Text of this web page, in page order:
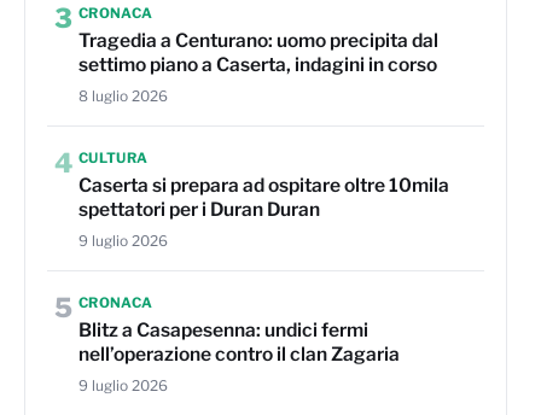
3 CRONACA
Tragedia a Centurano: uomo precipita dal
settimo piano a Caserta, indagini in corso
8 luglio 2026
4 CULTURA
Caserta si prepara ad ospitare oltre 10mila
spettatori per i Duran Duran
9 luglio 2026
5 CRONACA
Blitz a Casapesenna: undici fermi
nell’operazione contro il clan Zagaria
9 luglio 2026